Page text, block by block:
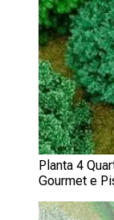
Planta 4
Gourmet e